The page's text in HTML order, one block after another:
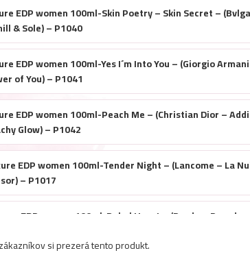
EDP women 100ml-Skin Poetry – Skin Secret –
& Sole) – P1040
EDP women 100ml-Yes I´m Into You – (Giorgio
of You) – P1041
EDP women 100ml-Peach Me – (Christian Dior –
Glow) – P1042
EDP women 100ml-Tender Night – (Lancome – La
– P1017
EDP women 100ml-Rebel Heart – (Prada –
zákazníkov si prezerá tento produkt.